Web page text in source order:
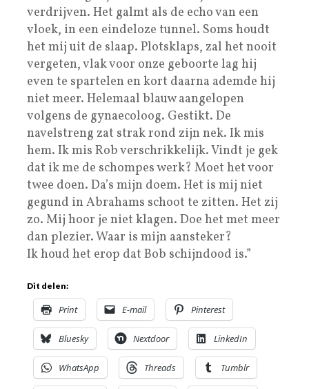
verdrijven. Het galmt als de echo van een
vloek, in een eindeloze tunnel. Soms houdt
het mij uit de slaap. Plotsklaps, zal het nooit
vergeten, vlak voor onze geboorte lag hij
even te spartelen en kort daarna ademde hij
niet meer. Helemaal blauw aangelopen
volgens de gynaecoloog. Gestikt. De
navelstreng zat strak rond zijn nek. Ik mis
hem. Ik mis Rob verschrikkelijk. Vindt je gek
dat ik me de schompes werk? Moet het voor
twee doen. Da’s mijn doem. Het is mij niet
gegund in Abrahams schoot te zitten. Het zij
zo. Mij hoor je niet klagen. Doe het met meer
dan plezier. Waar is mijn aansteker?
Ik houd het erop dat Bob schijndood is.”
Dit delen:
Print E-mail Pinterest
Bluesky Nextdoor LinkedIn
WhatsApp Threads Tumblr